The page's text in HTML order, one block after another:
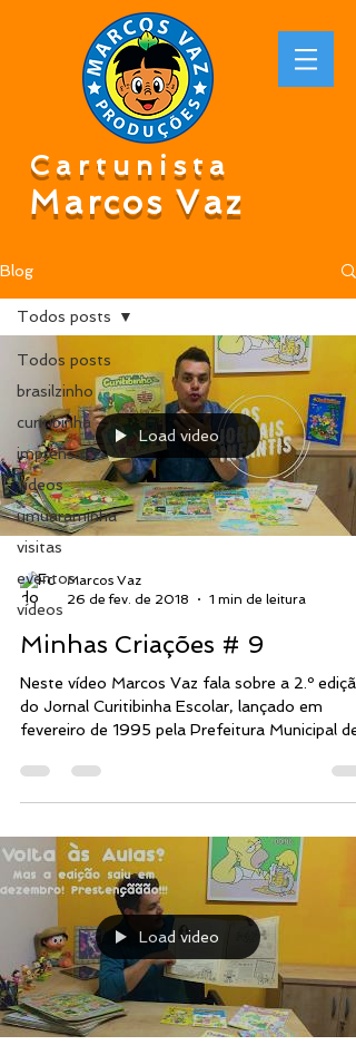
Cartunista
Marcos Vaz
Blog
Todos posts
brasilzinho
curitibinha
imprensa
vídeos
umuaraminha
visitas
eventos
vídeos
Todos posts
Load video
Marcos Vaz
26 de fev. de 2018
1 min de leitura
Minhas Criações # 9
Neste vídeo Marcos Vaz fala sobre a 2.º edição
do Jornal Curitibinha Escolar, lançado em
fevereiro de 1995 pela Prefeitura Municipal
Load video